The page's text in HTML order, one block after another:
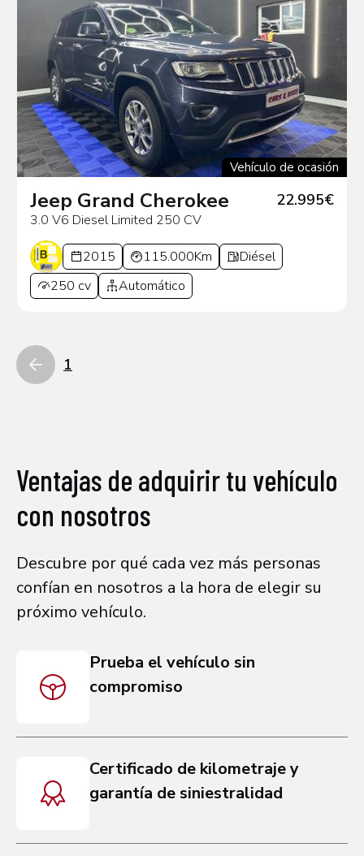
Vehículo de ocasión
Jeep Grand Cherokee
3.0 V6 Diesel Limited 250 CV
22.995€
2015 115.000Km
Diésel
250 cv
Automático
1
Ventajas de adquirir tu vehículo
con nosotros
Descubre por qué cada vez más personas
confían en nosotros a la hora de elegir su
próximo vehículo.
Prueba el vehículo sin
compromiso
Certificado de kilometraje y
garantía de siniestralidad